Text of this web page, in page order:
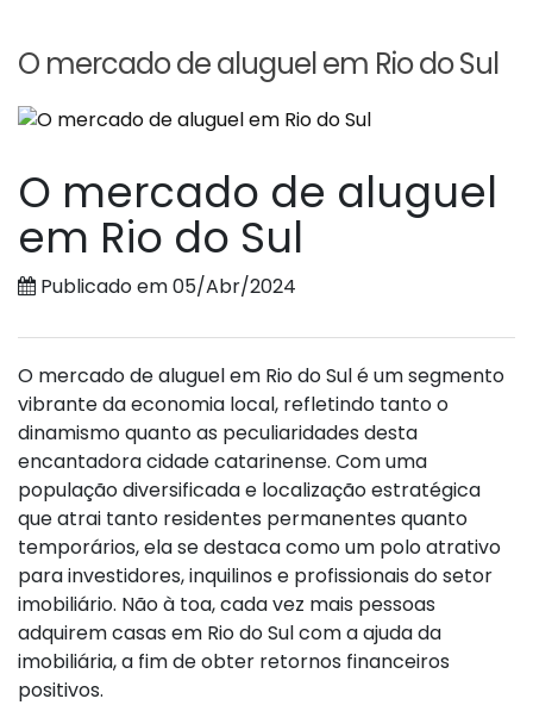
O mercado de aluguel em Rio do Sul
O mercado de aluguel
em Rio do Sul
Publicado em 05/Abr/2024
O mercado de aluguel em Rio do Sul é um segmento
vibrante da economia local, refletindo tanto o
dinamismo quanto as peculiaridades desta
encantadora cidade catarinense. Com uma
população diversificada e localização estratégica
que atrai tanto residentes permanentes quanto
temporários, ela se destaca como um polo atrativo
para investidores, inquilinos e profissionais do setor
imobiliário. Não à toa, cada vez mais pessoas
adquirem casas em Rio do Sul com a ajuda da
imobiliária, a fim de obter retornos financeiros
positivos.